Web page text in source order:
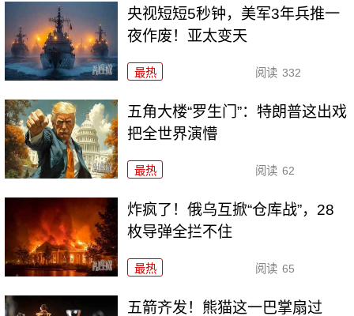
央视短短5秒钟，美军3年兵推一
夜作废！亚太变天
最热 阅读 332
五角大楼“罗生门”：特朗普这出戏
把全世界演懵
最热 阅读 62
炸疯了！俄乌互掀“仓库战”，28
枚导弹全拦不住
最热 阅读 65
五箭齐发！熊猫这一巴掌扇过